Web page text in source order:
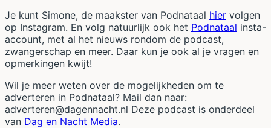
Je kunt Simone, de maakster van Podnataal hier volgen
op Instagram. En volg natuurlijk ook het Podnataal insta-
account, met al het nieuws rondom de podcast,
zwangerschap en meer. Daar kun je ook al je vragen en
opmerkingen kwijt!
Wil je meer weten over de mogelijkheden om te
adverteren in Podnataal? Mail dan naar:
adverteren@dagennacht.nl Deze podcast is onderdeel
van Dag en Nacht Media.